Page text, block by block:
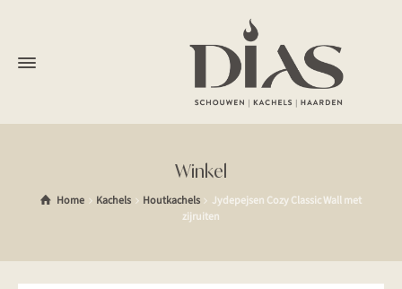
Winkel
Home Kachels Houtkachels
Jydepejsen Cozy Classic Wall met
zijruiten